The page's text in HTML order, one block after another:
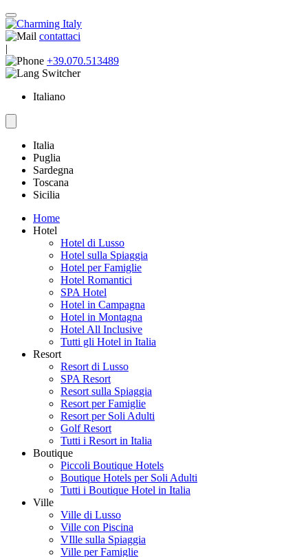
contattaci
|
+39.070.513489
Italiano
Italia
Puglia
Sardegna
Toscana
Sicilia
Home
Hotel
Hotel di Lusso
Hotel sulla Spiaggia
Hotel per Famiglie
Hotel Romantici
SPA Hotel
Hotel in Campagna
Hotel in Montagna
Hotel All Inclusive
Tutti gli Hotel in Italia
Resort
Resort di Lusso
SPA Resort
Resort sulla Spiaggia
Resort per Famiglie
Resort per Soli Adulti
Golf Resort
Tutti i Resort in Italia
Boutique
Piccoli Boutique Hotels
Boutique Hotels per Soli Adulti
Tutti i Boutique Hotel in Italia
Ville
Ville di Lusso
Ville con Piscina
VIlle sulla Spiaggia
Ville per Famiglie